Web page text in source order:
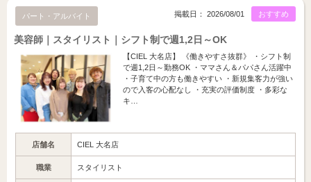
パート・アルバイト おすすめ
掲載日： 2026/08/01
美容師｜スタイリスト｜シフト制で週1,2日～OK
【CIEL 大名店】 《働きやすさ抜群》 ・シフト制
で週1,2日～勤務OK ・ママさん＆パパさん活躍中
・子育て中の方も働きやすい ・新規集客力が強い
ので入客の心配なし ・充実の評価制度 ・多彩な
キ…
店舗名 CIEL 大名店
職業 スタイリスト